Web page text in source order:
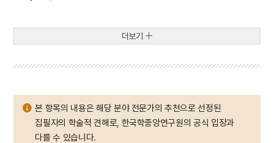
더보기
본 항목의 내용은 해당 분야 전문가의 추천으로 선정된
집필자의 학술적 견해로, 한국학중앙연구원의 공식 입장과
다를 수 있습니다.